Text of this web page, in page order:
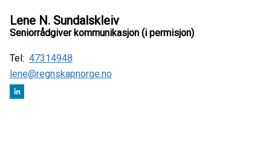
Lene N. Sundalskleiv
Seniorrådgiver kommunikasjon (i permisjon)
Tel: 47314948
lene@regnskapnorge.no